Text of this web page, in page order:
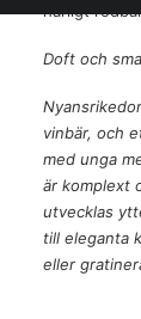
härligt
Doft och
vinbär, och
med unga
är komplext
utvecklas
till eleganta
eller